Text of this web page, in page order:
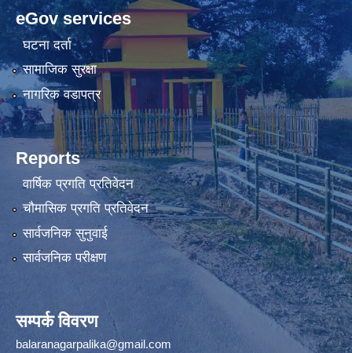
eGov services
घटना दर्ता
सामाजिक सुरक्षा
नागरिक वडापत्र
Reports
वार्षिक प्रगति प्रतिवेदन
चौमासिक प्रगति प्रतिवेदन
सार्वजनिक सुनुवाई
सार्वजनिक परीक्षण
सम्पर्क विवरण
balaranagarpalika@gmail.com